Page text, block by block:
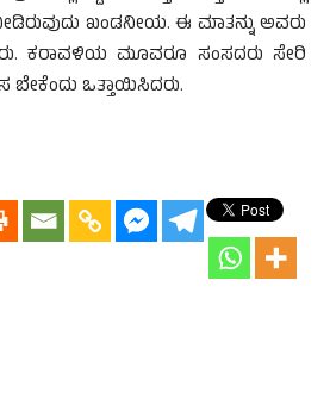
ಖಂಡನೀಯ. ಈ ಮಾತನ್ನು ಅವರು
ಕರಾವಳಿಯ ಮೂವರೂ ಸಂಸದರು ಸೇರಿ
ಬೇಕೆಂದು ಒತ್ತಾಯಿಸಿದರು.